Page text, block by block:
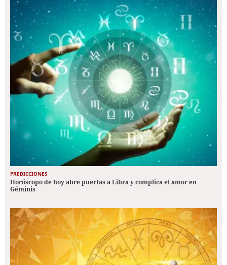
PREDICCIONES
Horóscopo de hoy abre puertas a Libra y complica el amor en
Géminis